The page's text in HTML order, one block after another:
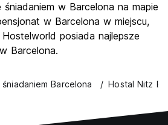
8.1
w Barcelona na mapie
w Barcelona w miejscu,
posiada najlepsze
Barcelona.
Barcelona Hostal Nitz